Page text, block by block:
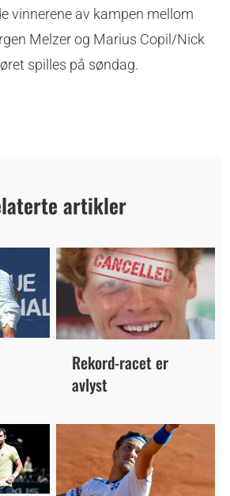
vinnerene av kampen mellom
Melzer og Marius Copil/Nick
spilles på søndag.
artikler
Rekord-racet er
avlyst